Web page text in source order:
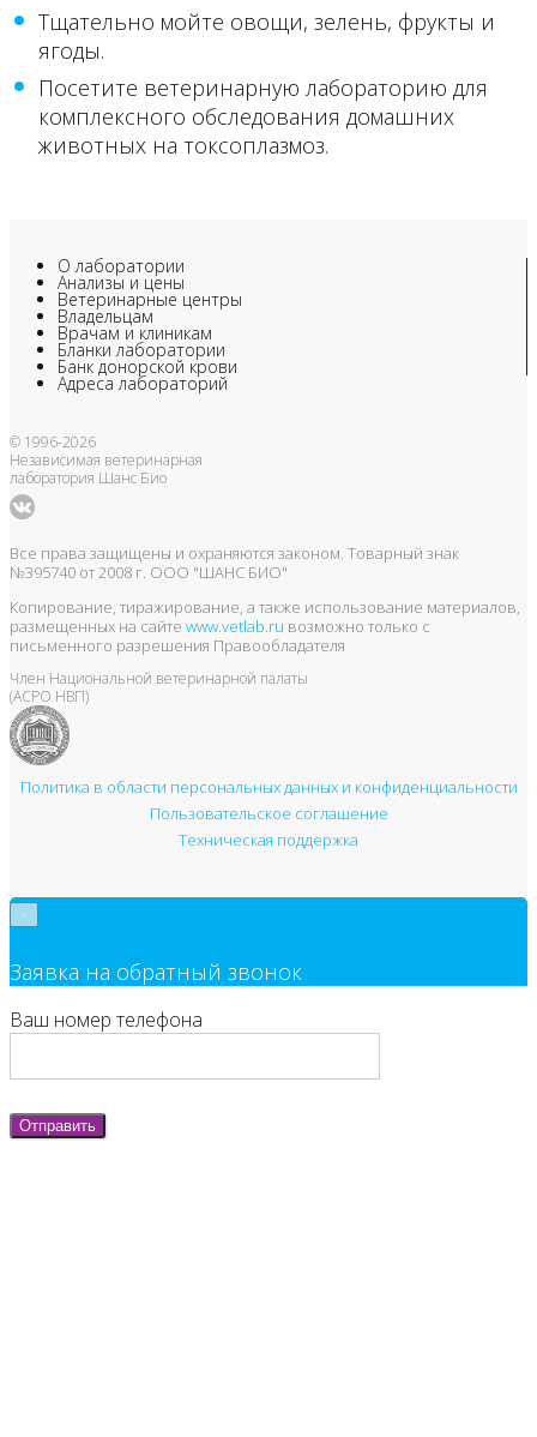
Тщательно мойте овощи, зелень, фрукты и
ягоды.
Посетите ветеринарную лабораторию для
комплексного обследования домашних
животных на токсоплазмоз.
О лаборатории
Анализы и цены
Ветеринарные центры
Владельцам
Врачам и клиникам
Бланки лаборатории
Банк донорской крови
Адреса лабораторий
© 1996-2026
Независимая ветеринарная
лаборатория Шанс Био
Все права защищены и охраняются законом. Товарный знак
№395740 от 2008 г. ООО "ШАНС БИО"
Копирование, тиражирование, а также использование материалов,
размещенных на сайте www.vetlab.ru возможно только с
письменного разрешения Правообладателя
Член Национальной ветеринарной палаты
(АСРО НВП)
Политика в области персональных данных и конфиденциальности
Пользовательское соглашение
Техническая поддержка
Заявка на обратный звонок
Ваш номер телефона
Отправить